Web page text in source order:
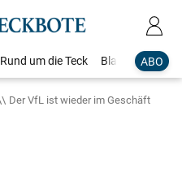
ABO
Rund um die Teck Blaulicht
Der VfL ist wieder im Geschäft